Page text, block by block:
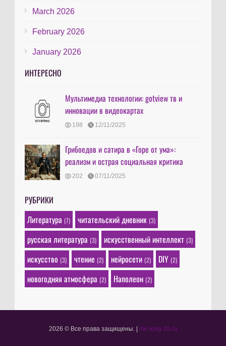
March 2026
February 2026
January 2026
ИНТЕРЕСНО
Мультимедиа технологии: gotview тв и
инновации в видеокартах
198 12/11/2025
Грибоедов и сатира в «Горе от ума»:
реализм и острая социальная критика
202 07/11/2025
РУБРИКИ
Литература (7) читательский дневник (3)
русская литература (3) искусственный интеллект (3)
искусство (3) чтение (2) нейросети (2) DIY (2)
новогодняя атмосфера (2) Наполеон (2)
2026 © Все права защищены. | mir-knig-26.ru